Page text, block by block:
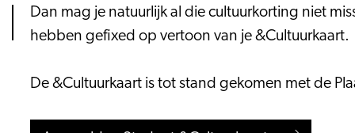
Dan mag je natuurlijk al die cultuurkorting niet
hebben gefixed op vertoon van je &Cultuurkaart.
De &Cultuurkaart is tot stand gekomen met de